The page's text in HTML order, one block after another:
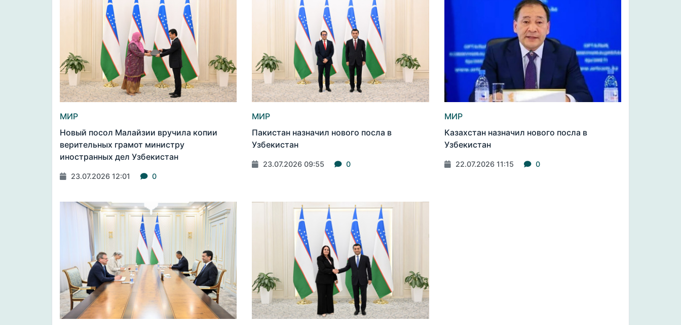
МИР
Новый посол Малайзии вручила копии
верительных грамот министру
иностранных дел Узбекистан
23.07.2026 12:01 0
МИР
Пакистан назначил нового посла в
Узбекистан
23.07.2026 09:55 0
МИР
Казахстан назначил нового посла в
Узбекистан
22.07.2026 11:15 0